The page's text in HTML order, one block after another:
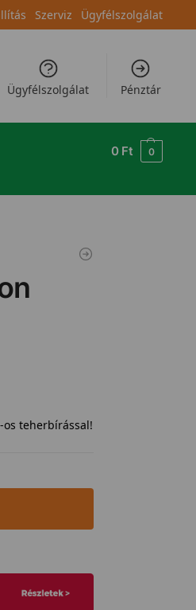
Szerviz Ügyfélszolgálat
Ügyfélszolgálat Pénztár
0 Ft 0
teherbírással!